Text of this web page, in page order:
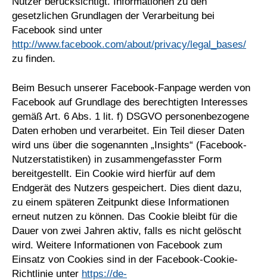
gesetzlichen Grundlagen der Verarbeitung bei
Facebook sind unter
http://www.facebook.com/about/privacy/legal_bases/
zu finden.
Beim Besuch unserer Facebook-Fanpage werden von
Facebook auf Grundlage des berechtigten Interesses
gemäß Art. 6 Abs. 1 lit. f) DSGVO personenbezogene
Daten erhoben und verarbeitet. Ein Teil dieser Daten
wird uns über die sogenannten „Insights“ (Facebook-
Nutzerstatistiken) in zusammengefasster Form
bereitgestellt. Ein Cookie wird hierfür auf dem
Endgerät des Nutzers gespeichert. Dies dient dazu,
zu einem späteren Zeitpunkt diese Informationen
erneut nutzen zu können. Das Cookie bleibt für die
Dauer von zwei Jahren aktiv, falls es nicht gelöscht
wird. Weitere Informationen von Facebook zum
Einsatz von Cookies sind in der Facebook-Cookie-
Richtlinie unter https://de-